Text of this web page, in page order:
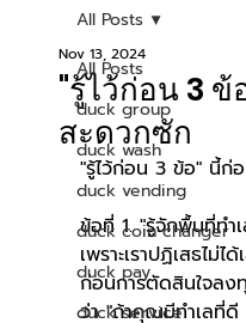
All Posts
duck group
duck wash
duck vending
duck coin changer
duck pay
duck service
All Posts
"รู้ไว้ก่อน 3
สะดวกซัก
Nov 13, 2024
"รู้ไว้ก่อน 3 ข้อ" นี้ก่
ข้อที่ 1. "รู้จักพื้นที่ทำ
เพราะเราปฏิเสธไม่
ก่อนการตัดสินใจลง
ว่า "ถ้าคุณมีทำเลที่ดี